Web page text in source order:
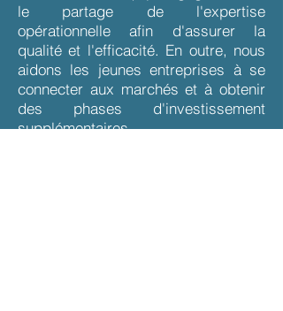
le partage de l'expertise
opérationnelle afin d'assurer la
qualité et l'efficacité. En outre, nous
aidons les jeunes entreprises à se
connecter aux marchés et à obtenir
des phases d'investissement
supplémentaires.